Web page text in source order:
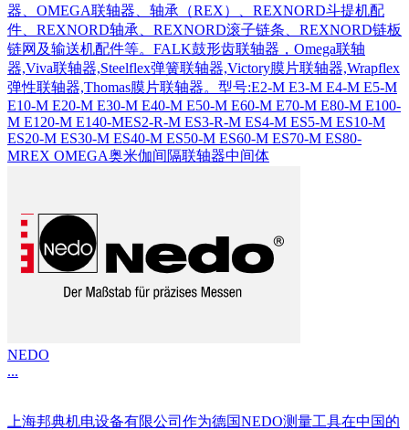
器、OMEGA联轴器、轴承（REX）、REXNORD斗提机配
件、REXNORD轴承、REXNORD滚子链条、REXNORD链板
链网及输送机配件等。FALK鼓形齿联轴器，Omega联轴
器,Viva联轴器,Steelflex弹簧联轴器,Victory膜片联轴器,Wrapflex
弹性联轴器,Thomas膜片联轴器。型号:E2-M E3-M E4-M E5-M
E10-M E20-M E30-M E40-M E50-M E60-M E70-M E80-M E100-
M E120-M E140-MES2-R-M ES3-R-M ES4-M ES5-M ES10-M
ES20-M ES30-M ES40-M ES50-M ES60-M ES70-M ES80-
MREX OMEGA奥米伽间隔联轴器中间体
NEDO
...
上海邦典机电设备有限公司作为德国NEDO测量工具在中国的